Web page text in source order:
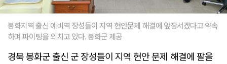
봉화지역 출신 예비역 장성들이 지역 현안문제 해결에 앞장서겠다고 약속
하며 파이팅을 외치고 있다. 봉화군 제공
경북 봉화군 출신 군 장성들이 지역 현안 문제 해결에 팔을